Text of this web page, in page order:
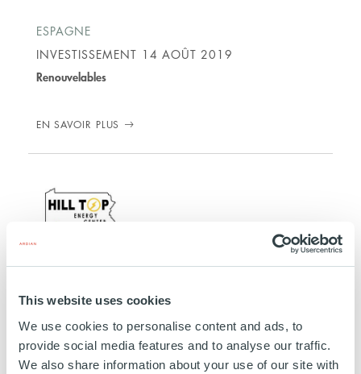
This website uses cookies
We use cookies to personalise content and ads, to
provide social media features and to analyse our traffic.
We also share information about your use of our site with
ESPAGNE
INVESTISSEMENT 14 AOÛT 2019
Renouvelables
EN SAVOIR PLUS
Hill Top Energy Center
INVESTISSEMENT01 JUIN 2019
Energie